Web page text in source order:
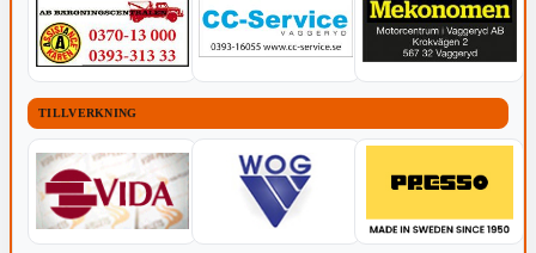
TILLVERKNING